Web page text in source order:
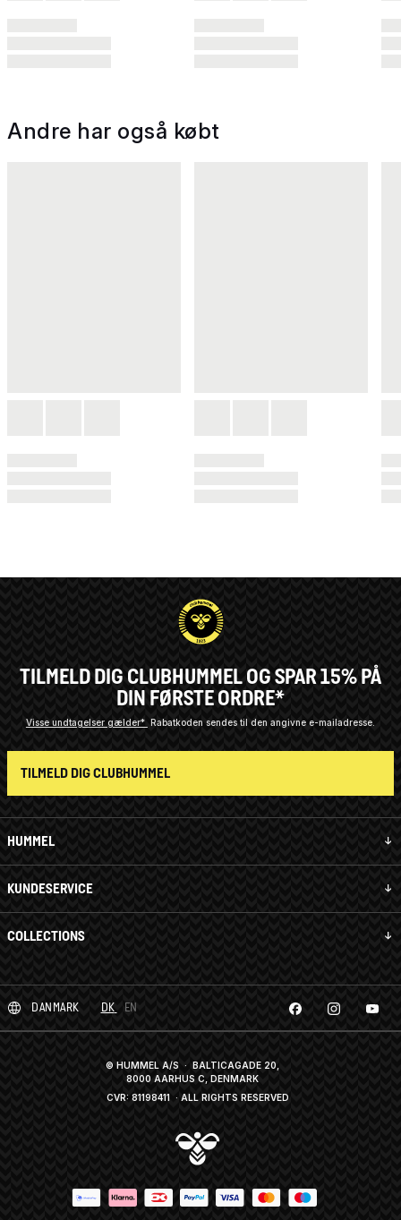
Andre har også købt
HUMMEL
KUNDESERVICE
COLLECTIONS
TILMELD DIG CLUBHUMMEL OG SPAR 15% PÅ
DIN FØRSTE ORDRE*
Visse undtagelser gælder* Rabatkoden sendes til den angivne e-mailadresse.
TILMELD DIG CLUBHUMMEL
DANMARK DK EN
© HUMMEL A/S · BALTICAGADE 20,
8000 AARHUS C, DENMARK
CVR: 81198411· ALL RIGHTS RESERVED